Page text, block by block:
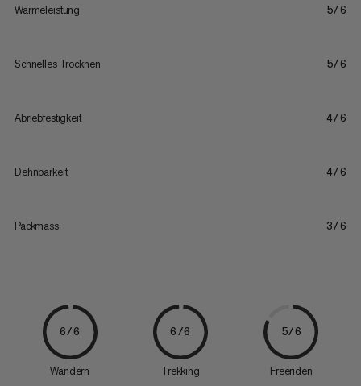
Wärmeleistung 5/6
Schnelles Trocknen 5/6
Abriebfestigkeit 4/6
Dehnbarkeit 4/6
Packmass 3/6
6/6
Wandern
6/6
Trekking
5/6
Freeriden